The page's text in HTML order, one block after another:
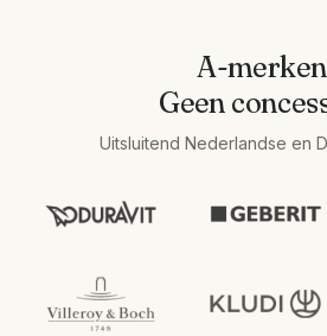
A-
Geen
Uitsluitend Nederlandse en